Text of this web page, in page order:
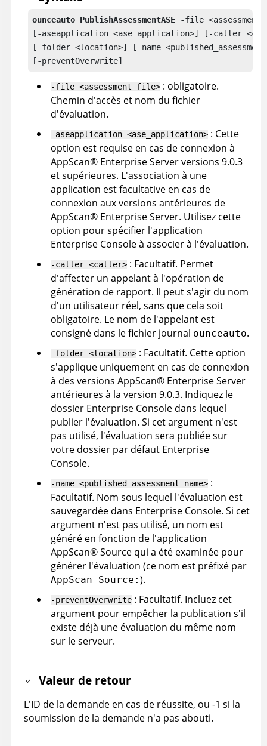
ounceauto PublishAssessmentASE -file
[-aseapplication <ase_application>] [-caller
[-folder <location>] [-name
[-preventOverwrite]
-file <assessment_file> : obligatoire.
Chemin d'accès et nom du fichier
d'évaluation.
-aseapplication <ase_application> : Cette
option est requise en cas de connexion à
AppScan® Enterprise Serverversions 9.0.3
et supérieures. L'association à une
application est facultative en cas de
connexion aux versions antérieures de
AppScan® Enterprise Server. Utilisez cette
option pour spécifier l'application
Enterprise Consoleà associer à l'évaluation.
-caller <caller> : Facultatif. Permet
d'affecter un appelant à l'opération de
génération de rapport. Il peut s'agir du nom
d'un utilisateur réel, sans que cela soit
obligatoire. Le nom de l'appelant est
consigné dans le fichier journal ounceauto.
-folder <location> : Facultatif. Cette option
s'applique uniquement en cas de connexion
à des versions AppScan® Enterprise Server
antérieures à la version 9.0.3. Indiquez le
dossier Enterprise Console dans lequel
publier l'évaluation. Si cet argument n'est
pas utilisé, l'évaluation sera publiée sur
votre dossier par défaut Enterprise
Console.
-name <published_assessment_name> :
Facultatif. Nom sous lequel l'évaluation est
sauvegardée dans Enterprise Console. Si cet
argument n'est pas utilisé, un nom est
généré en fonction de l'application
AppScan®Source qui a été examinée pour
générer l'évaluation (ce nom est préfixé par
AppScan Source: ).
-preventOverwrite : Facultatif. Incluez cet
argument pour empêcher la publication s'il
existe déjà une évaluation du même nom
sur le serveur.
Valeur de retour
L'ID de la demande en cas de réussite, ou -1 si la
soumission de la demande n'a pas abouti.